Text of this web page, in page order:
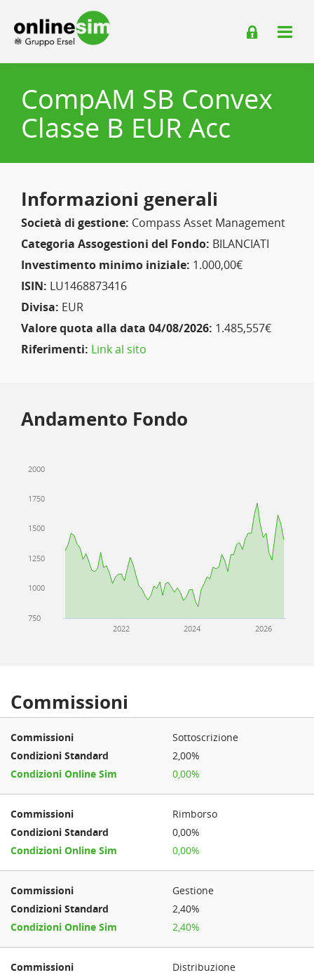
CompAM SB Convex
Classe B EUR Acc
Informazioni generali
Società di gestione: Compass Asset Management
Categoria Assogestioni del Fondo: BILANCIATI
Investimento minimo iniziale: 1.000,00€
ISIN: LU1468873416
Divisa: EUR
Valore quota alla data 04/08/2026: 1.485,557€
Riferimenti: Link al sito
Andamento Fondo
2022 2024 2026
750
1000
1250
1500
1750
2000
Commissioni
Sottoscrizione
2,00%
0,00%
Rimborso
0,00%
0,00%
Gestione
2,40%
2,40%
Distribuzione